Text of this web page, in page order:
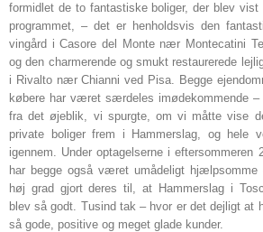
formidlet de to fantastiske boliger, der blev vist
programmet, – det er henholdsvis den
vingård i Casore del Monte nær Montecatini
og den charmerende og smukt restaurerede
i Rivalto nær Chianni ved Pisa. Begge
købere har været særdeles imødekommende –
fra det øjeblik, vi spurgte, om vi måtte vise
private boliger frem i Hammerslag, og hele
igennem. Under optagelserne i eftersommeren
har begge også været umådeligt hjælpsomme
høj grad gjort deres til, at Hammerslag i
blev så godt. Tusind tak – hvor er det dejligt at
så gode, positive og meget glade kunder.